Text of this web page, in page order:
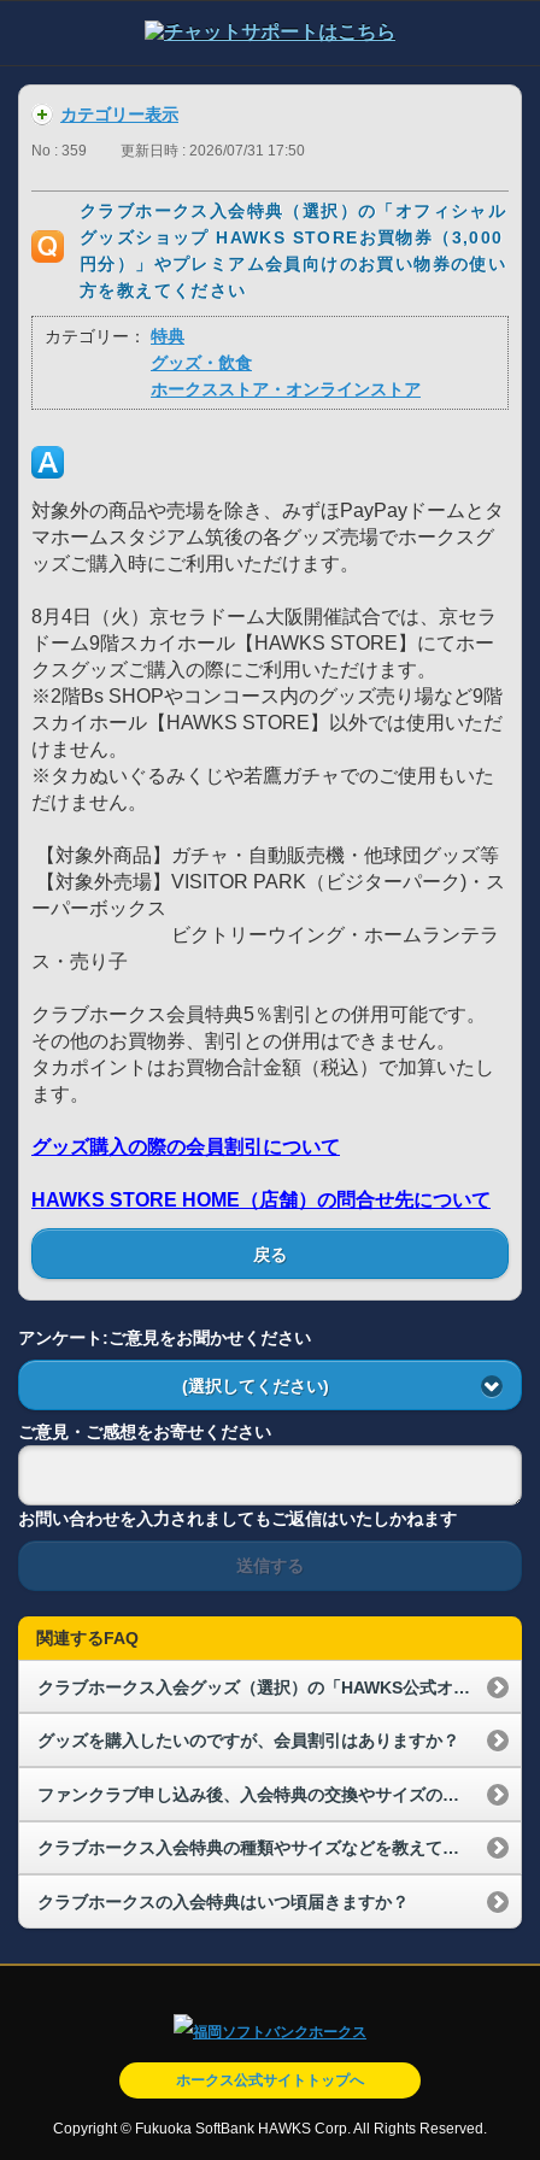
カテゴリー表示
No : 359 更新日時 : 2026/07/31 17:50
クラブホークス入会特典（選択）の「オフィシャル
グッズショップ HAWKS STOREお買物券（3,000
円分）」やプレミアム会員向けのお買い物券の使い
方を教えてください
カテゴリー：
特典
グッズ・飲食
ホークスストア・オンラインストア
対象外の商品や売場を除き、みずほPayPayドームとタ
マホームスタジアム筑後の各グッズ売場でホークスグ
ッズご購入時にご利用いただけます。
8月4日（火）京セラドーム大阪開催試合では、京セラ
ドーム9階スカイホール【HAWKS STORE】にてホー
クスグッズご購入の際にご利用いただけます。
※2階Bs SHOPやコンコース内のグッズ売り場など9階
スカイホール【HAWKS STORE】以外では使用いただ
けません。
※タカぬいぐるみくじや若鷹ガチャでのご使用もいた
だけません。
【対象外商品】ガチャ・自動販売機・他球団グッズ等
【対象外売場】VISITOR PARK（ビジターパーク)・ス
ーパーボックス
ビクトリーウイング・ホームランテラ
ス・売り子
クラブホークス会員特典5％割引との併用可能です。
その他のお買物券、割引との併用はできません。
タカポイントはお買物合計金額（税込）で加算いたし
ます。
グッズ購入の際の会員割引について
HAWKS STORE HOME（店舗）の問合せ先について
戻る
アンケート:ご意見をお聞かせください
(選択してください)
ご意見・ご感想をお寄せください
お問い合わせを入力されましてもご返信はいたしかねます
送信する
関連するFAQ
クラブホークス入会グッズ（選択）の「HAWKS公式オンラインストアクーポン【3,500円分】」やプレミアム会員向け通販クーポンの使い方を教えてください
グッズを購入したいのですが、会員割引はありますか？
ファンクラブ申し込み後、入会特典の交換やサイズの変更などはできますか？
クラブホークス入会特典の種類やサイズなどを教えてください
クラブホークスの入会特典はいつ頃届きますか？
ホークス公式サイトトップへ
Copyright © Fukuoka SoftBank HAWKS Corp. All Rights Reserved.